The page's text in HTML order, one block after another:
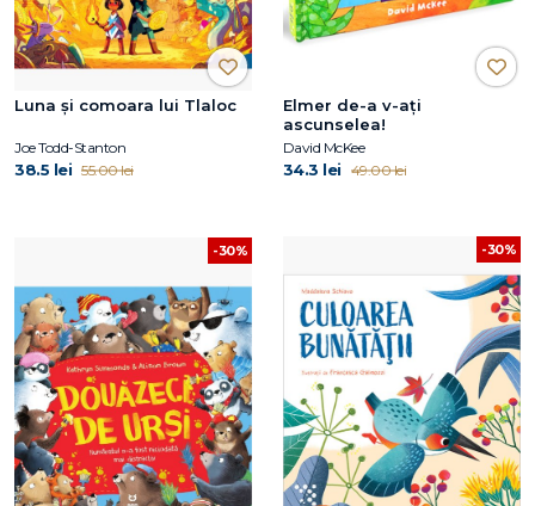
Luna și comoara lui Tlaloc
Joe Todd-Stanton
38.5 lei 55.00 lei
Elmer de-a v-ați
ascunselea!
David McKee
34.3 lei 49.00 lei
-30% -30%